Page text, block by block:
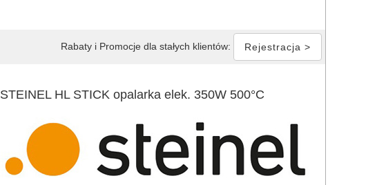
Rabaty i Promocje dla stałych klientów: Rejestracja >
STEINEL HL STICK opalarka elek. 350W 500°C